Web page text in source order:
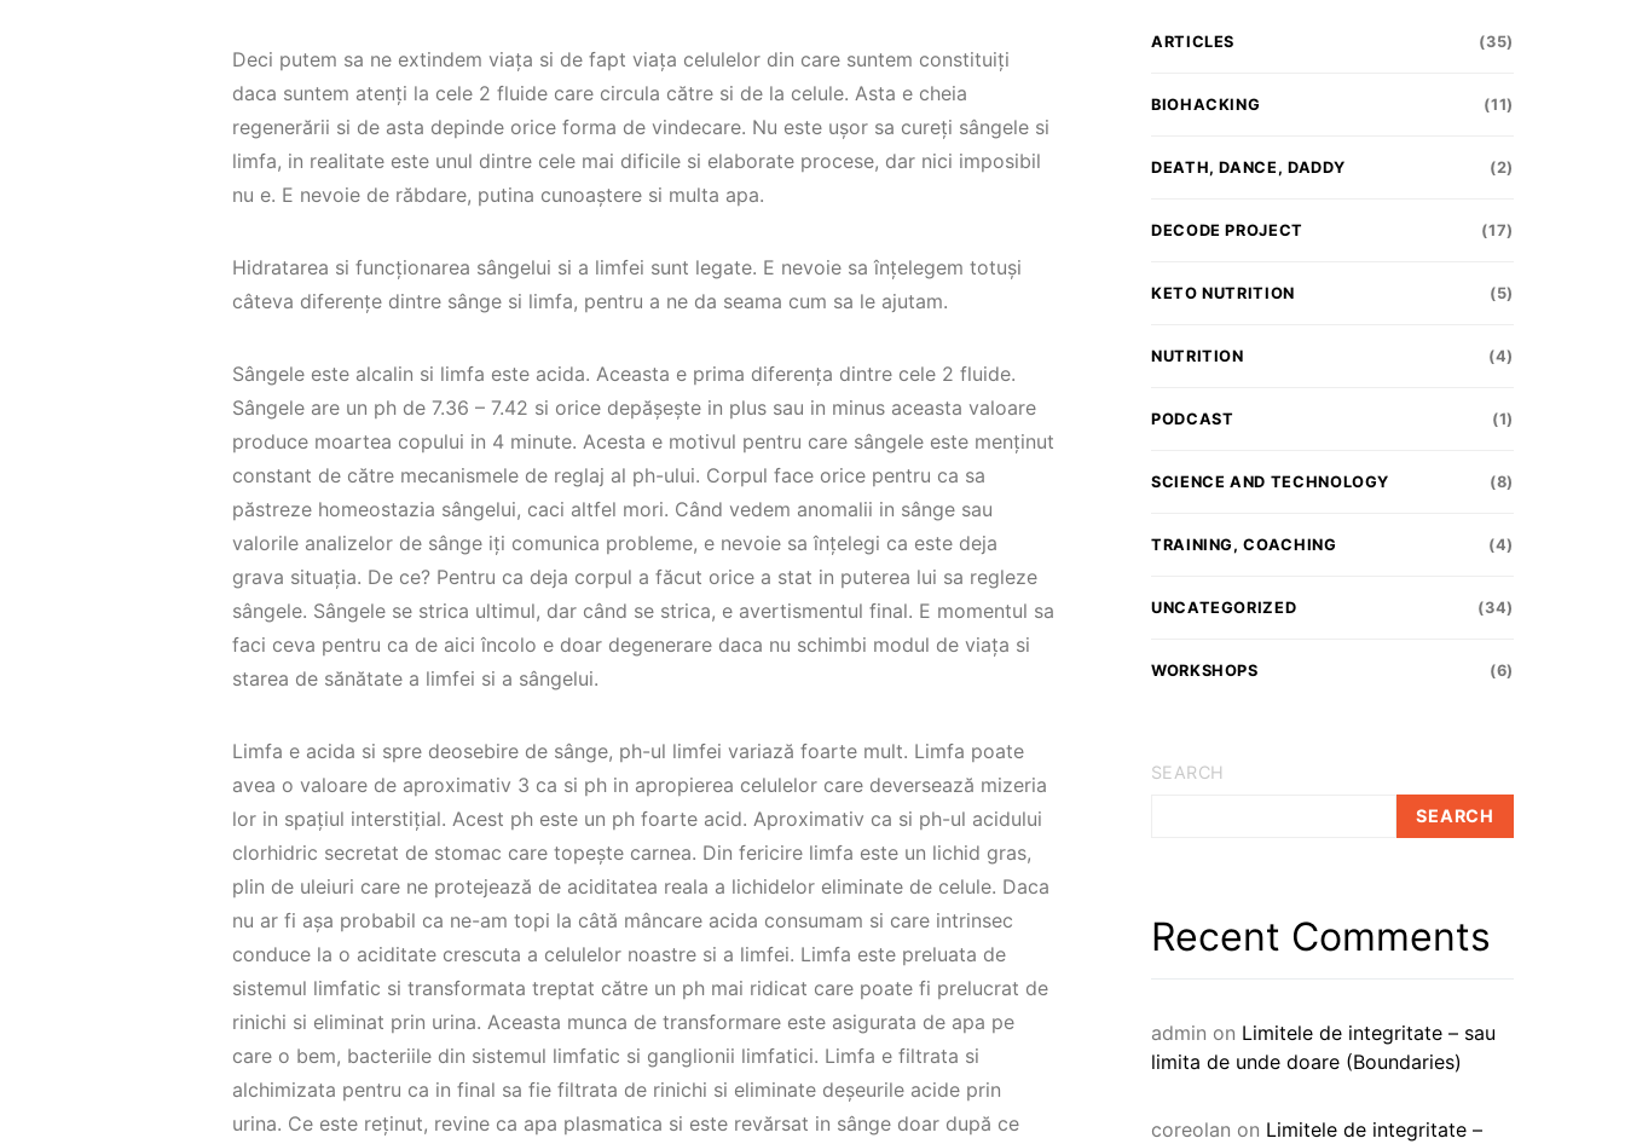
Deci putem sa ne extindem viața si de fapt viața celulelor din care suntem constituiți
daca suntem atenți la cele 2 fluide care circula către si de la celule. Asta e cheia
regenerării si de asta depinde orice forma de vindecare. Nu este ușor sa cureți sângele si
limfa, in realitate este unul dintre cele mai dificile si elaborate procese, dar nici imposibil
nu e. E nevoie de răbdare, putina cunoaștere si multa apa.
Hidratarea si funcționarea sângelui si a limfei sunt legate. E nevoie sa înțelegem totuși
câteva diferențe dintre sânge si limfa, pentru a ne da seama cum sa le ajutam.
Sângele este alcalin si limfa este acida. Aceasta e prima diferența dintre cele 2 fluide.
Sângele are un ph de 7.36 – 7.42 si orice depășește in plus sau in minus aceasta valoare
produce moartea copului in 4 minute. Acesta e motivul pentru care sângele este menținut
constant de către mecanismele de reglaj al ph-ului. Corpul face orice pentru ca sa
păstreze homeostazia sângelui, caci altfel mori. Când vedem anomalii in sânge sau
valorile analizelor de sânge iți comunica probleme, e nevoie sa înțelegi ca este deja
grava situația. De ce? Pentru ca deja corpul a făcut orice a stat in puterea lui sa regleze
sângele. Sângele se strica ultimul, dar când se strica, e avertismentul final. E momentul sa
faci ceva pentru ca de aici încolo e doar degenerare daca nu schimbi modul de viața si
starea de sănătate a limfei si a sângelui.
Limfa e acida si spre deosebire de sânge, ph-ul limfei variază foarte mult. Limfa poate
avea o valoare de aproximativ 3 ca si ph in apropierea celulelor care deversează mizeria
lor in spațiul interstițial. Acest ph este un ph foarte acid. Aproximativ ca si ph-ul acidului
clorhidric secretat de stomac care topește carnea. Din fericire limfa este un lichid gras,
plin de uleiuri care ne protejează de aciditatea reala a lichidelor eliminate de celule. Daca
nu ar fi așa probabil ca ne-am topi la câtă mâncare acida consumam si care intrinsec
conduce la o aciditate crescuta a celulelor noastre si a limfei. Limfa este preluata de
sistemul limfatic si transformata treptat către un ph mai ridicat care poate fi prelucrat de
rinichi si eliminat prin urina. Aceasta munca de transformare este asigurata de apa pe
care o bem, bacteriile din sistemul limfatic si ganglionii limfatici. Limfa e filtrata si
alchimizata pentru ca in final sa fie filtrata de rinichi si eliminate deșeurile acide prin
urina. Ce este reținut, revine ca apa plasmatica si este revărsat in sânge doar după ce
ARTICLES (35)
BIOHACKING (11)
DEATH, DANCE, DADDY (2)
DECODE PROJECT (17)
KETO NUTRITION (5)
NUTRITION (4)
PODCAST (1)
SCIENCE AND TECHNOLOGY (8)
TRAINING, COACHING (4)
UNCATEGORIZED (34)
WORKSHOPS (6)
SEARCH
SEARCH
Recent Comments
admin on Limitele de integritate – sau
limita de unde doare (Boundaries)
coreolan on Limitele de integritate –